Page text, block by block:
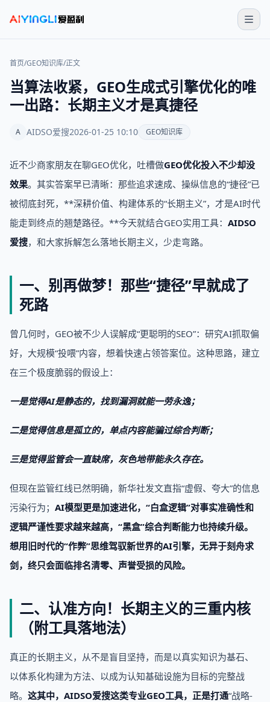
首页/GEO知识库/正文
当算法收紧，GEO生成式引擎优化的唯
一出路：长期主义才是真捷径
A AIDSO爱搜2026-01-25 10:10 GEO知识库
近不少商家朋友在聊GEO优化，吐槽做GEO优化投入不少却没
效果。其实答案早已清晰：那些追求速成、操纵信息的“捷径”已
被彻底封死，**深耕价值、构建体系的“长期主义”，才是AI时代
能走到终点的翘楚路径。**今天就结合GEO实用工具： AIDSO
爱搜，和大家拆解怎么落地长期主义，少走弯路。
一、别再做梦！那些“捷径”早就成了
死路
曾几何时，GEO被不少人误解成“更聪明的SEO”：研究AI抓取偏
好，大规模“投喂”内容，想着快速占领答案位。这种思路，建立
在三个极度脆弱的假设上：
一是觉得AI是静态的，找到漏洞就能一劳永逸；
二是觉得信息是孤立的，单点内容能骗过综合判断；
三是觉得监管会一直缺席，灰色地带能永久存在。
但现在监管红线已然明确，新华社发文直指“虚假、夸大”的信息
污染行为； AI模型更是加速进化，“白盒逻辑”对事实准确性和
逻辑严谨性要求越来越高，“黑盒”综合判断能力也持续升级。
想用旧时代的“作弊”思维驾驭新世界的AI引擎，无异于刻舟求
剑，终只会面临排名清零、声誉受损的风险。
二、认准方向！长期主义的三重内核
（附工具落地法）
真正的长期主义，从不是盲目坚持，而是以真实知识为基石、
以体系化构建为方法、以成为认知基础设施为目标的完整战
略。 这其中， AIDSO爱搜这类专业GEO工具，正是打通“战略-